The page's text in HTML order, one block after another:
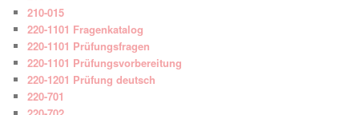
210-015
220-1101 Fragenkatalog
220-1101 Prüfungsfragen
220-1101 Prüfungsvorbereitung
220-1201 Prüfung deutsch
220-701